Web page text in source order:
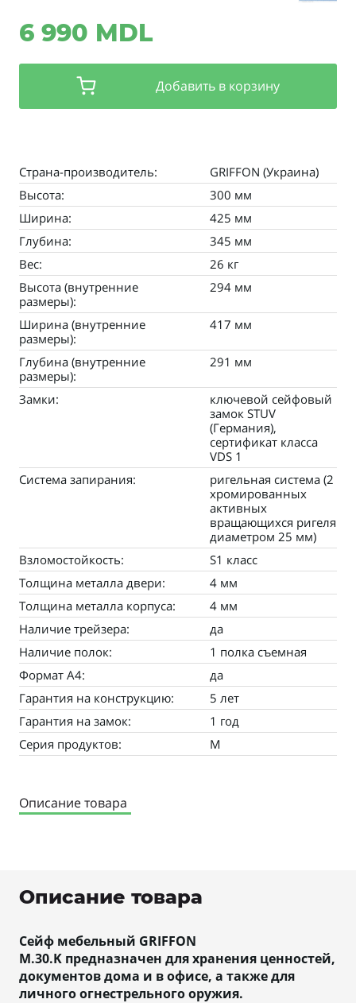
6 990 MDL
Добавить в корзину
Страна-производитель:
GRIFFON (Украина)
Высота:
300 мм
Ширина:
425 мм
Глубина:
345 мм
Вес:
26 кг
Высота (внутренние
размеры):
294 мм
Ширина (внутренние
размеры):
417 мм
Глубина (внутренние
размеры):
291 мм
Замки:
ключевой сейфовый
замок STUV
(Германия),
сертификат класса
VDS 1
Система запирания:
ригельная система (2
хромированных
активных
вращающихся ригеля
диаметром 25 мм)
Взломостойкость:
S1 класс
Толщина металла двери:
4 мм
Толщина металла корпуса:
4 мм
Наличие трейзера:
да
Наличие полок:
1 полка съемная
Формат А4:
да
Гарантия на конструкцию:
5 лет
Гарантия на замок:
1 год
Серия продуктов:
M
Описание товара
Описание товара
Сейф мебельный GRIFFON
M.30.K предназначен для хранения ценностей,
документов дома и в офисе, а также для
личного огнестрельного оружия.